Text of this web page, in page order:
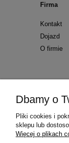
Firma
Kontakt
Dojazd
O firmie
roku o
Dbamy o
Pliki cookies i
sklepu lub
Więcej o plikach